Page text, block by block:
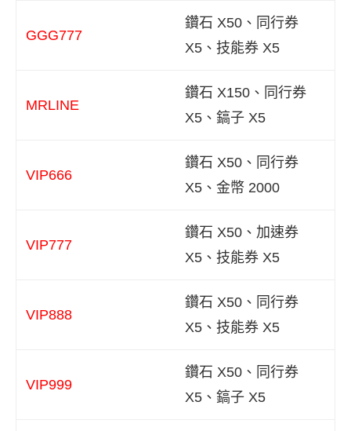
GGG777
鑽石 X50、同行券
X5、技能券 X5
MRLINE
鑽石 X150、同行券
X5、鎬子 X5
VIP666
鑽石 X50、同行券
X5、金幣 2000
VIP777
鑽石 X50、加速券
X5、技能券 X5
VIP888
鑽石 X50、同行券
X5、技能券 X5
VIP999
鑽石 X50、同行券
X5、鎬子 X5